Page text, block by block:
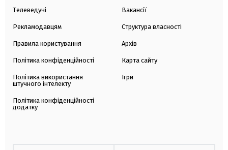
Телеведучі
Рекламодавцям
Правила користування
Політика конфіденційності
Політика використання
штучного інтелекту
Політика конфіденційності
додатку
Вакансії
Структура власності
Архів
Карта сайту
Ігри